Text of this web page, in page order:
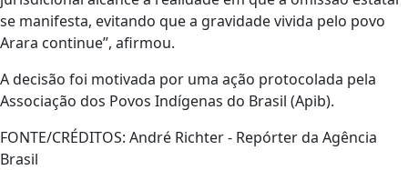
se manifesta, evitando que a gravidade vivida pelo povo
Arara continue”, afirmou.
A decisão foi motivada por uma ação protocolada pela
Associação dos Povos Indígenas do Brasil (Apib).
FONTE/CRÉDITOS: André Richter - Repórter da Agência
Brasil